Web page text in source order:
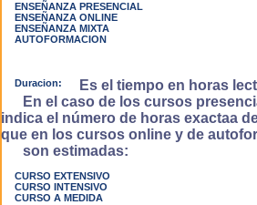
ENSEÑANZA PRESENCIAL
ENSEÑANZA ONLINE
ENSEÑANZA MIXTA
AUTOFORMACION
Duracion:
Es el tiempo en horas
En el caso de los cursos
indica el número de horas exactaa
que en los cursos online y de
son estimadas:
CURSO EXTENSIVO
CURSO INTENSIVO
CURSO A MEDIDA